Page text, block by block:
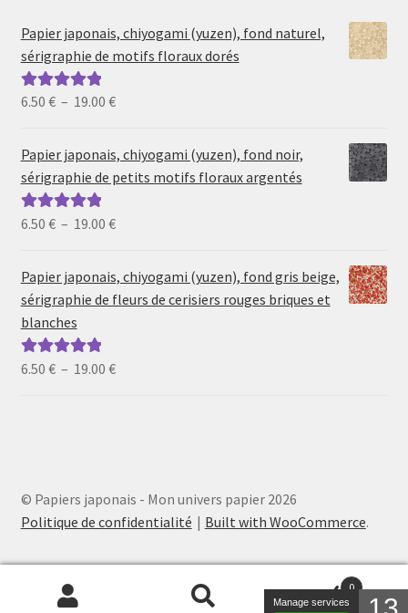
Papier japonais, chiyogami (yuzen), fond naturel,
sérigraphie de motifs floraux dorés
Note5.00sur
6.50 € – 19.00 €Plage
prix :
6.50 €
19.00 €
Papier japonais, chiyogami (yuzen), fond noir,
sérigraphie de petits motifs floraux argentés
Note5.00sur
6.50 € – 19.00 €Plage
prix :
6.50 €
Papier japonais, chiyogami (yuzen), fond gris beige,
sérigraphie de fleurs de cerisiers rouges briques et
blanches
Note5.00sur
6.50 € – 19.00 €Plage
© Papiers japonais - Mon univers papier 2026
Politique de confidentialité
Built with WooCommerce.
Recherche
Recherche
0
Manage services